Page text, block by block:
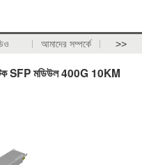
আমাদের সম্পর্কে >>
SFP মডিউল 400G 10KM